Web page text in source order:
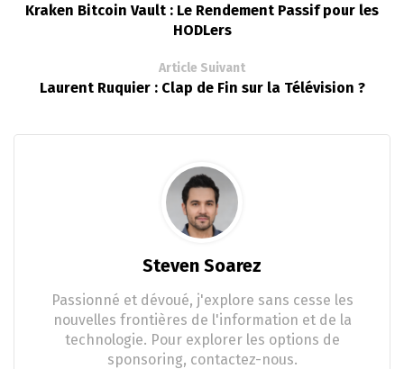
Kraken Bitcoin Vault : Le Rendement Passif pour les
HODLers
Article Suivant
Laurent Ruquier : Clap de Fin sur la Télévision ?
Steven Soarez
Passionné et dévoué, j'explore sans cesse les
nouvelles frontières de l'information et de la
technologie. Pour explorer les options de
sponsoring, contactez-nous.